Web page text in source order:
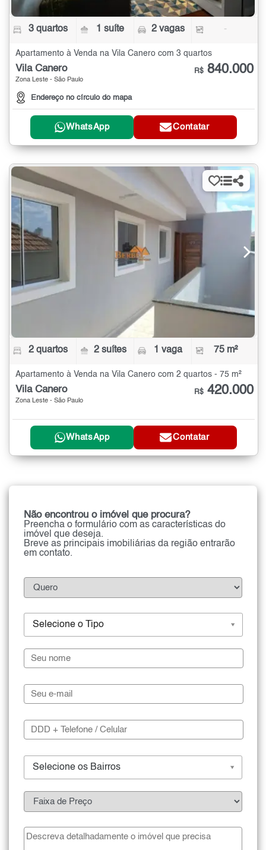
3 quartos 1 suíte 2 vagas -
Apartamento à Venda na Vila Canero com 3 quartos
Vila Canero
Zona Leste - São Paulo
Endereço no círculo do mapa
R$ 840.000
WhatsApp Contatar
2 quartos 2 suítes 1 vaga 75 m²
Apartamento à Venda na Vila Canero com 2 quartos - 75 m²
Vila Canero
Zona Leste - São Paulo
R$ 420.000
WhatsApp Contatar
Não encontrou o imóvel que procura?
Preencha o formulário com as características do
imóvel que deseja.
Breve as principais imobiliárias da região entrarão
em contato.
Selecione o Tipo
Selecione os Bairros